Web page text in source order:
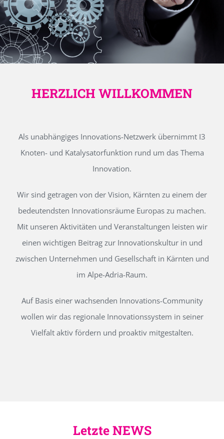
HERZLICH WILLKOMMEN
Als unabhängiges Innovations-Netzwerk übernimmt I3
Knoten- und Katalysatorfunktion rund um das Thema
Innovation.
Wir sind getragen von der Vision, Kärnten zu einem der
bedeutendsten Innovationsräume Europas zu machen.
Mit unseren Aktivitäten und Veranstaltungen leisten wir
einen wichtigen Beitrag zur Innovationskultur in und
zwischen Unternehmen und Gesellschaft in Kärnten und
im Alpe-Adria-Raum.
Auf Basis einer wachsenden Innovations-Community
wollen wir das regionale Innovationssystem in seiner
Vielfalt aktiv fördern und proaktiv mitgestalten.
Letzte NEWS